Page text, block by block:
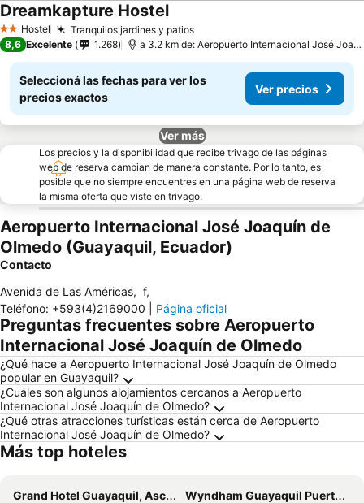
2 Estrellas
Hostel Tranquilos jardines y patios
Dreamkapture Hostel
8,6 Excelente 1.268 a 3.2 km de: Aeropuerto Internacional José Joaquín de Olmedo
Seleccioná las fechas para ver los
precios exactos
Ver precios
Ver más
Los precios y la disponibilidad que recibe trivago de las páginas
web de reserva cambian de manera constante. Por lo tanto, es
posible que no siempre encuentres en una página web de reserva
la misma oferta que viste en trivago.
Aeropuerto Internacional José Joaquín de
Olmedo (Guayaquil, Ecuador)
Contacto
Avenida de Las Américas, f,
Teléfono: +593(4)2169000 Página oficial
Preguntas frecuentes sobre Aeropuerto
Internacional José Joaquín de Olmedo
¿Qué hace a Aeropuerto Internacional José Joaquín de Olmedo
popular en Guayaquil?
¿Cuáles son algunos alojamientos cercanos a Aeropuerto
Internacional José Joaquín de Olmedo?
¿Qué otras atracciones turísticas están cerca de Aeropuerto
Internacional José Joaquín de Olmedo?
Más top hoteles
Grand Hotel Guayaquil, Ascend Hotel Collection
Wyndham Guayaquil Puerto Santa Ana